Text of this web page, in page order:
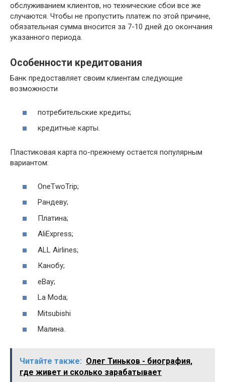
обслуживанием клиентов, но технические сбои все же
случаются. Чтобы не пропустить платеж по этой причине,
обязательная сумма вносится за 7-10 дней до окончания
указанного периода.
Особенности кредитования
Банк предоставляет своим клиентам следующие
возможности
потребительские кредиты;
кредитные карты.
Пластиковая карта по-прежнему остается популярным
вариантом:
OneTwoTrip;
Рандеву;
Платина;
AliExpress;
ALL Airlines;
Канобу;
eBay;
La Moda;
Mitsubishi
Малина.
Читайте также: Олег Тиньков - биография,
где живет и сколько зарабатывает